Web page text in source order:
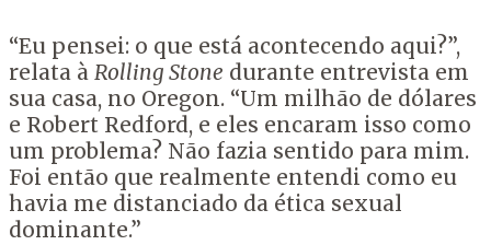
“Eu pensei: o que está acontecendo aqui?”,
relata à Rolling Stone durante entrevista em
sua casa, no Oregon. “Um milhão de dólares
e Robert Redford, e eles encaram isso como
um problema? Não fazia sentido para mim.
Foi então que realmente entendi como eu
havia me distanciado da ética sexual
dominante.”